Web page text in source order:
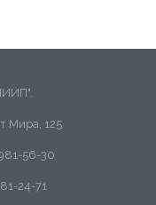
Мира, 125
56-30
71